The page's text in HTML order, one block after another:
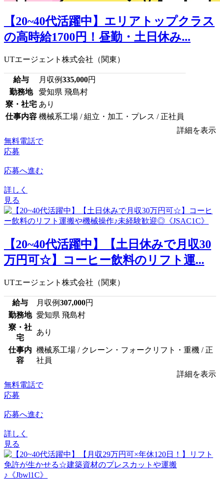
【20~40代活躍中】エリアトップクラス
の高時給1700円！昼勤・土日休み...
UTエージェント株式会社（関東）
給与 月収例335,000円
勤務地
愛知県 飛島村
寮・社宅 あり
仕事内容 機械系工場 / 組立・加工・プレス / 正社員
詳細を表示
無料電話で
応募
応募へ進む
詳しく
見る
【20~40代活躍中】【土日休みで月収30
万円可☆】コーヒー飲料のリフト運...
UTエージェント株式会社（関東）
給与 月収例307,000円
勤務地 愛知県 飛島村
寮・社
宅
あり
仕事内
容
機械系工場 / クレーン・フォークリフト・重機 / 正
社員
詳細を表示
無料電話で
応募
応募へ進む
詳しく
見る